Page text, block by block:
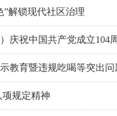
”解锁现代社区治理
庆祝中国共产党成立104
教育暨违规吃喝等突出
规定精神